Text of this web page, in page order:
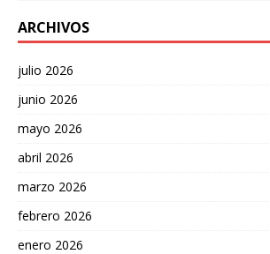
ARCHIVOS
julio 2026
junio 2026
mayo 2026
abril 2026
marzo 2026
febrero 2026
enero 2026